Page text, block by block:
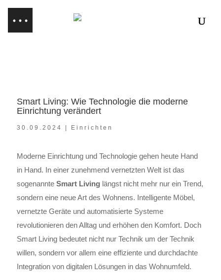
Smart Living: Wie Technologie die moderne
Einrichtung verändert
30.09.2024 Einrichten
Moderne Einrichtung und Technologie gehen heute Hand
in Hand. In einer zunehmend vernetzten Welt ist das
sogenannte Smart Living längst nicht mehr nur ein Trend,
sondern eine neue Art des Wohnens. Intelligente Möbel,
vernetzte Geräte und automatisierte Systeme
revolutionieren den Alltag und erhöhen den Komfort. Doch
Smart Living bedeutet nicht nur Technik um der Technik
willen, sondern vor allem eine effiziente und durchdachte
Integration von digitalen Lösungen in das Wohnumfeld.